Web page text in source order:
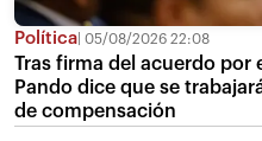
Política 05/08/2026 22:08
Tras firma del acuerdo por
Pando dice que se
de compensación